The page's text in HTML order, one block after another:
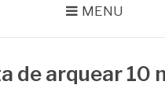
MENU
de arquear 10